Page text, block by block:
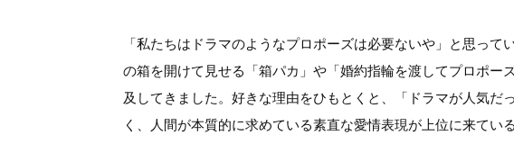
「私たちはドラマのようなプロポーズは必要ないや」と思っ
の箱を開けて見せる「箱パカ」や「婚約指輪を渡してプロポー
及してきました。好きな理由をひもとくと、「ドラマが人気だ
く、人間が本質的に求めている素直な愛情表現が上位に来てい